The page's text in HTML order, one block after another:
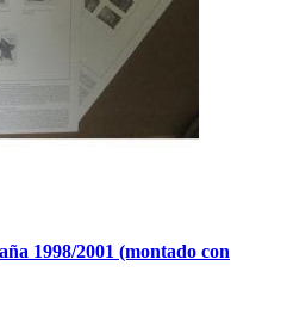
1998/2001 (montado con